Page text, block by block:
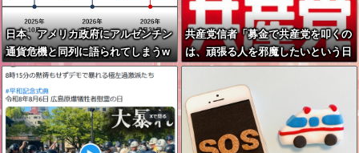
日本、アメリカ政府にアルゼンチン
通貨危機と同列に語られてしまうw
wwwwwもうすでに158円に戻る
共産党信者「募金で共産党を叩くの
は、頑張る人を邪魔したいという日
本人らしい薄暗い欲望のせい」